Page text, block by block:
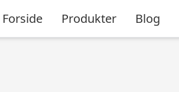
Forside Produkter Blog